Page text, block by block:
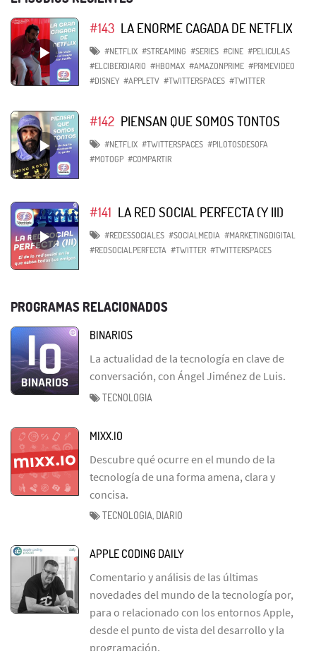
#143 LA ENORME CAGADA DE NETFLIX
#NETFLIX #STREAMING #SERIES #CINE #PELICULAS
#ELCIBERDIARIO #HBOMAX #AMAZONPRIME #PRIMEVIDEO
#DISNEY #APPLETV #TWITTERSPACES #TWITTER
#142 PIENSAN QUE SOMOS TONTOS
#NETFLIX #TWITTERSPACES #PILOTOSDESOFA
#MOTOGP #COMPARTIR
#141 LA RED SOCIAL PERFECTA (Y III)
#REDESSOCIALES #SOCIALMEDIA #MARKETINGDIGITAL
#REDSOCIALPERFECTA #TWITTER #TWITTERSPACES
PROGRAMAS RELACIONADOS
BINARIOS
La actualidad de la tecnología en clave de
conversación, con Ángel Jiménez de Luis.
TECNOLOGIA
MIXX.IO
Descubre qué ocurre en el mundo de la
tecnología de una forma amena, clara y
concisa.
TECNOLOGIA, DIARIO
APPLE CODING DAILY
Comentario y análisis de las últimas
novedades del mundo de la tecnología por,
para o relacionado con los entornos Apple,
desde el punto de vista del desarrollo y la
programación.